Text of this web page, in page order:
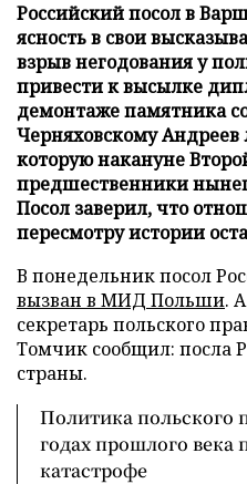
Российский посол в
ясность в свои
взрыв негодования у
привести к высылке
демонтаже памятника
Черняховскому
которую накануне
предшественники
Посол заверил, что
пересмотру истории
В понедельник посол
вызван в МИД Польши.
секретарь польского
Томчик сообщил: посла
страны.
Политика польского
годах прошлого века
катастрофе